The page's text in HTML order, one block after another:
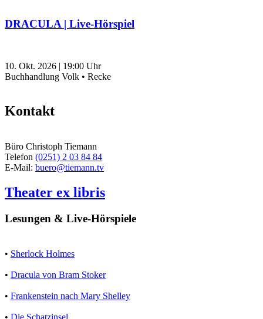
DRACULA | Live-Hörspiel
10. Okt. 2026 | 19:00 Uhr
Buchhandlung Volk • Recke
Kontakt
Büro Christoph Tiemann
Telefon (0251) 2 03 84 84
E-Mail: buero@tiemann.tv
Theater ex libris
Lesungen & Live-Hörspiele
• Sherlock Holmes
• Dracula von Bram Stoker
• Frankenstein nach Mary Shelley